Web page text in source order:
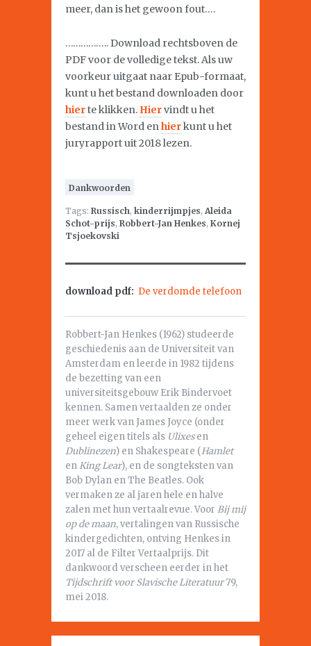
meer, dan is het gewoon fout….
…………….. Download rechtsboven de
PDF voor de volledige tekst. Als uw
voorkeur uitgaat naar Epub-formaat,
kunt u het bestand downloaden door
hierte klikken. Hiervindt u het
bestand in Word enhierkunt u het
juryrapport uit 2018 lezen.
Dankwoorden
Tags: Russisch, kinderrijmpjes, Aleida
Schot-prijs, Robbert-Jan Henkes, Kornej
Tsjoekovski
download pdf: De verdomde telefoon
Robbert-Jan Henkes (1962) studeerde
geschiedenis aan de Universiteit van
Amsterdam en leerde in 1982 tijdens
de bezetting van een
universiteitsgebouw Erik Bindervoet
kennen. Samen vertaalden ze onder
meer werk van James Joyce (onder
geheel eigen titels als Ulixesen
Dublinezen) en Shakespeare (Hamlet
enKing Lear), en de songteksten van
Bob Dylan en The Beatles. Ook
vermaken ze al jaren hele en halve
zalen met hun vertaalrevue. Voor Bij mij
op de maan, vertalingen van Russische
kindergedichten, ontving Henkes in
2017 al de Filter Vertaalprijs. Dit
dankwoord verscheen eerder in het
Tijdschrift voor Slavische Literatuur79,
mei 2018.